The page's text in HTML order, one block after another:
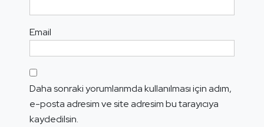
Email
Daha sonraki yorumlarımda kullanılması için adım,
e-posta adresim ve site adresim bu tarayıcıya
kaydedilsin.